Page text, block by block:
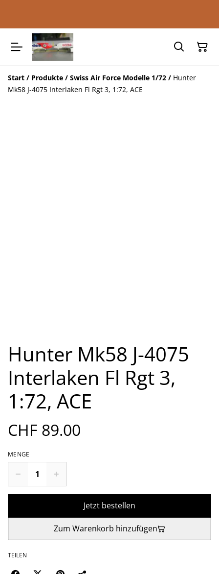
Start / Produkte / Swiss Air Force Modelle 1/72 / Hunter
Mk58 J-4075 Interlaken Fl Rgt 3, 1:72, ACE
Hunter Mk58 J-4075
Interlaken Fl Rgt 3,
1:72, ACE
CHF 89.00
MENGE
Jetzt bestellen
Zum Warenkorb hinzufügen
TEILEN